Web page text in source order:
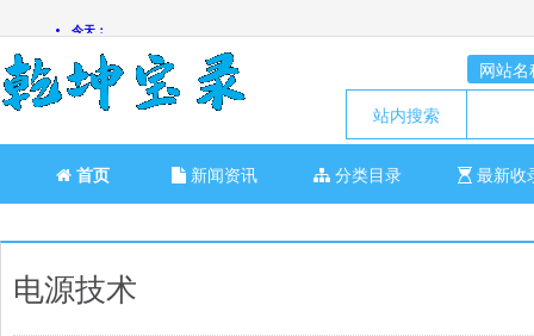
网站名
站内搜索
首页 新闻资讯 分类目录 最新收
电源技术